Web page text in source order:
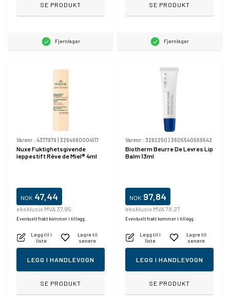
SE PRODUKT
Fjernlager
SE PRODUKT
Fjernlager
Varenr.: 4377979 3264680004117
Nuxe Fuktighetsgivende
leppestift Rêve de Miel® 4ml
NOK 47,44
eksklusiv MVA 37,95
Eventuelt frakt kommer i tillegg.
Legg til i
liste
Lagre til
senere
LEGG I HANDLEVOGN
SE PRODUKT
Varenr.: 3282250 3605540569542
Biotherm Beurre De Levres Lip
Balm 13ml
NOK 97,84
eksklusiv MVA 78,27
Eventuelt frakt kommer i tillegg.
Legg til i
liste
Lagre til
senere
LEGG I HANDLEVOGN
SE PRODUKT